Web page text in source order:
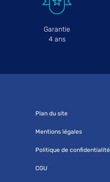
Garantie
4 ans
Plan du site
Mentions légales
Politique de confidentialité
CGU